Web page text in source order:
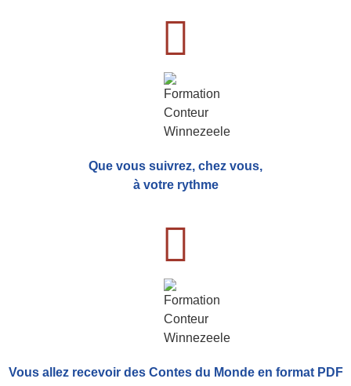
Que vous suivrez, chez vous,
à votre rythme
Vous allez recevoir des Contes du Monde en format PDF